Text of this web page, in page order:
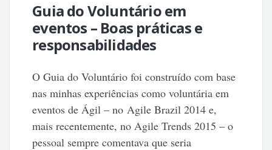
Guia do Voluntário em
eventos – Boas práticas e
responsabilidades
O Guia do Voluntário foi construído com base
nas minhas experiências como voluntária em
eventos de Ágil – no Agile Brazil 2014 e,
mais recentemente, no Agile Trends 2015 – o
pessoal sempre comentava que seria